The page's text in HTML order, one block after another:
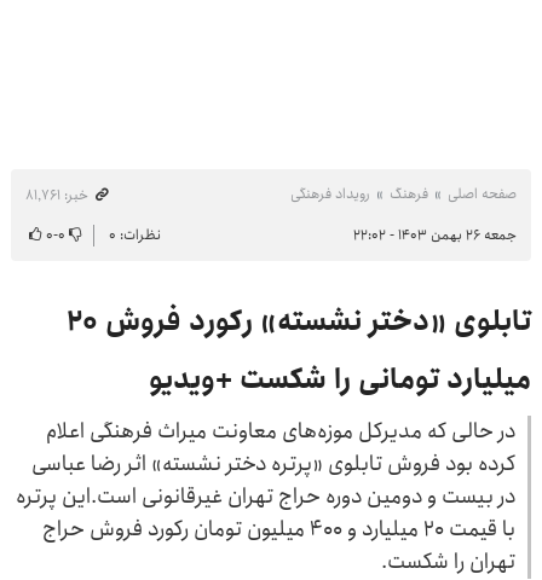
صفحه اصلی فرهنگ رویداد فرهنگی
خبر: ۸۱٬۷۶۱
جمعه ۲۶ بهمن ۱۴۰۳ - ۲۲:۰۲
نظرات: ۰ ۰-۰
تابلوی «دختر نشسته» رکورد فروش ۲۰
میلیارد تومانی را شکست +ویدیو
در حالی که مدیرکل موزه‌های معاونت میراث فرهنگی اعلام
کرده بود فروش تابلوی «پرتره دختر نشسته» اثر رضا عباسی
در بیست و دومین دوره ‎حراج تهران غیرقانونی است.این پرتره
با قیمت ۲۰ میلیارد و ۴۰۰ میلیون تومان رکورد فروش حراج
تهران را شکست.